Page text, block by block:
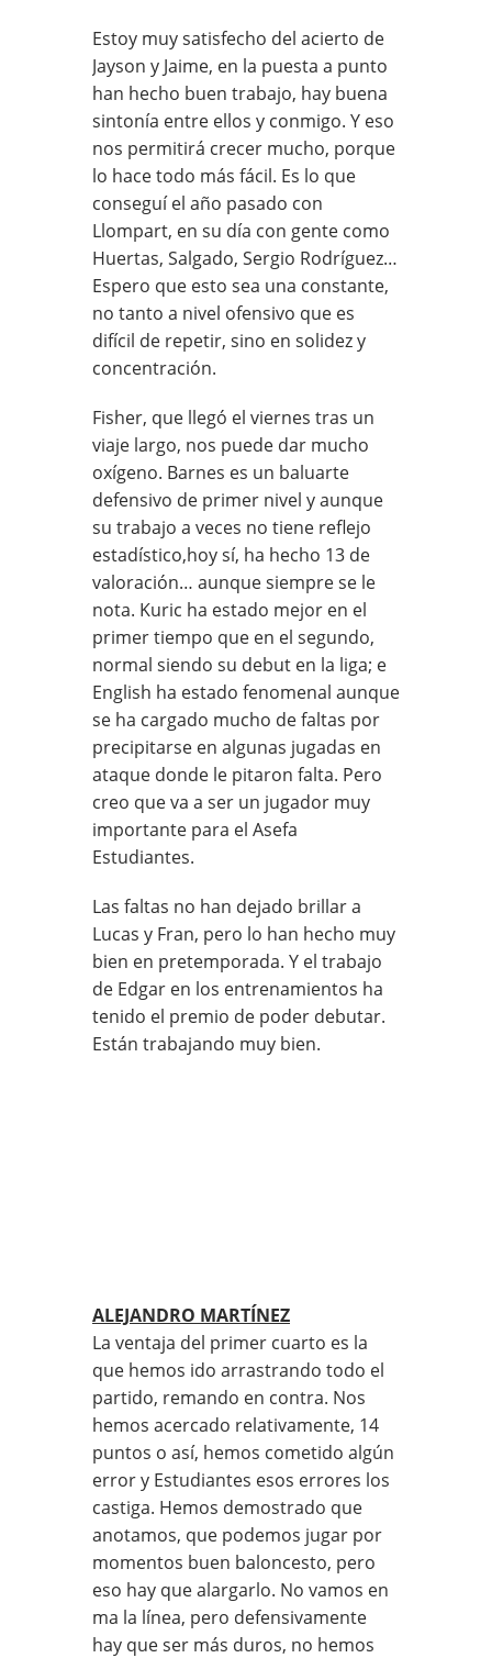
Estoy muy satisfecho del acierto de
Jayson y Jaime, en la puesta a punto
han hecho buen trabajo, hay buena
sintonía entre ellos y conmigo. Y eso
nos permitirá crecer mucho, porque
lo hace todo más fácil. Es lo que
conseguí el año pasado con
Llompart, en su día con gente como
Huertas, Salgado, Sergio Rodríguez…
Espero que esto sea una constante,
no tanto a nivel ofensivo que es
difícil de repetir, sino en solidez y
concentración.
Fisher, que llegó el viernes tras un
viaje largo, nos puede dar mucho
oxígeno. Barnes es un baluarte
defensivo de primer nivel y aunque
su trabajo a veces no tiene reflejo
estadístico,hoy sí, ha hecho 13 de
valoración… aunque siempre se le
nota. Kuric ha estado mejor en el
primer tiempo que en el segundo,
normal siendo su debut en la liga; e
English ha estado fenomenal aunque
se ha cargado mucho de faltas por
precipitarse en algunas jugadas en
ataque donde le pitaron falta. Pero
creo que va a ser un jugador muy
importante para el Asefa
Estudiantes.
Las faltas no han dejado brillar a
Lucas y Fran, pero lo han hecho muy
bien en pretemporada. Y el trabajo
de Edgar en los entrenamientos ha
tenido el premio de poder debutar.
Están trabajando muy bien.
ALEJANDRO MARTÍNEZ
La ventaja del primer cuarto es la
que hemos ido arrastrando todo el
partido, remando en contra. Nos
hemos acercado relativamente, 14
puntos o así, hemos cometido algún
error y Estudiantes esos errores los
castiga. Hemos demostrado que
anotamos, que podemos jugar por
momentos buen baloncesto, pero
eso hay que alargarlo. No vamos en
ma la línea, pero defensivamente
hay que ser más duros, no hemos